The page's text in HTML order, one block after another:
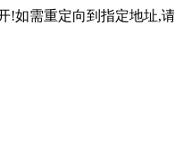
!如需重定向到指定地址,